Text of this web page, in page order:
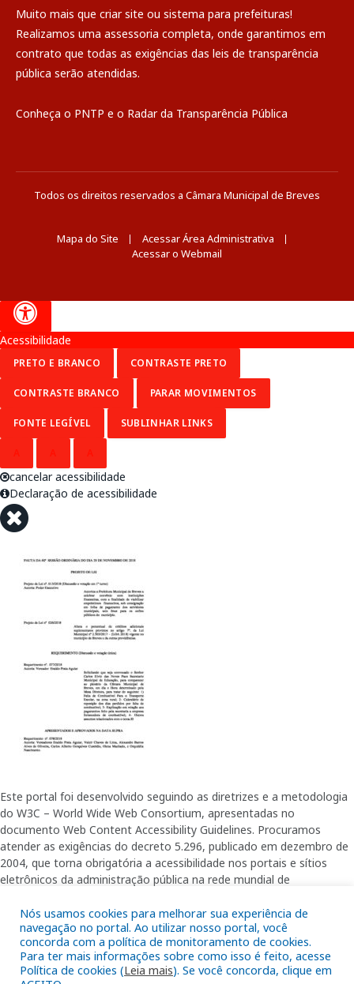
Muito mais que criar site ou sistema para prefeituras!
Realizamos uma assessoria completa, onde garantimos em
contrato que todas as exigências das leis de transparência
pública serão atendidas.
Conheça o PNTP e o Radar da Transparência Pública
Todos os direitos reservados a Câmara Municipal de Breves
Mapa do Site
Acessar Área Administrativa
Acessar o Webmail
Nós usamos cookies para melhorar sua experiência de
navegação no portal. Ao utilizar nosso portal, você
concorda com a política de monitoramento de cookies.
Para ter mais informações sobre como isso é feito, acesse
Política de cookies (Leia mais). Se você concorda, clique em
Acessibilidade
PRETO E BRANCO CONTRASTE PRETO
CONTRASTE BRANCO PARAR MOVIMENTOS
FONTE LEGÍVEL SUBLINHAR LINKS
cancelar acessibilidade
Declaração de acessibilidade
Este portal foi desenvolvido seguindo as diretrizes e a metodologia
do W3C – World Wide Web Consortium, apresentadas no
documento Web Content Accessibility Guidelines. Procuramos
atender as exigências do decreto 5.296, publicado em dezembro de
2004, que torna obrigatória a acessibilidade nos portais e sítios
eletrônicos da administração pública na rede mundial de
garantindo-lhes o pleno acesso aos conteúdos disponíveis.
Além de validações automáticas, foram realizados testes em